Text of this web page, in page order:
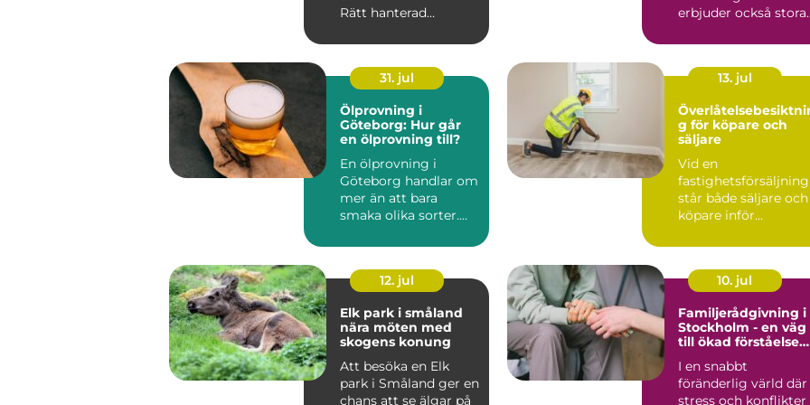
Rätt hanterad
vär...
erbjuder också stora
31. jul
Ölprovning i
Göteborg: Hur går
en ölprovning till?
En ölprovning i
Göteborg handlar om
mer än att bara
smaka olika sorter.
13. jul
g för köpare och
säljare
Vid en
fastighetsförsäljning
står både säljare och
köpare inför...
12. jul
Elk park i småland
nära möten med
skogens konung
Att besöka en Elk
park i Småland ger en
chans att se älgar på
10. jul
Familjerådgivning i
Stockholm - en väg
till ökad förståelse
I en snabbt
föränderlig värld där
stress och konflikter